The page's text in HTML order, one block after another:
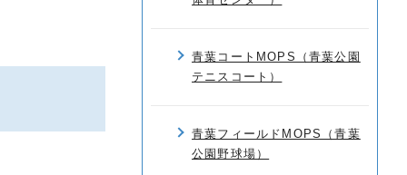
青葉コートMOPS（青葉公園
テニスコート）
青葉フィールドMOPS（青葉
公園野球場）